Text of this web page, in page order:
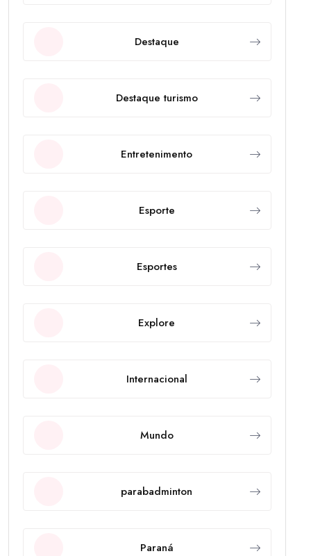
Destaque
Destaque turismo
Entretenimento
Esporte
Esportes
Explore
Internacional
Mundo
parabadminton
Paraná